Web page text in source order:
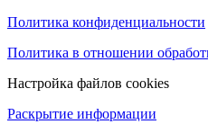
Политика конфиденциальности
Политика в отношении
Настройка файлов cookies
Раскрытие информации